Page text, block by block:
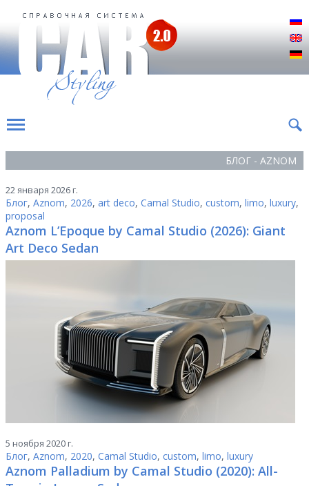
БЛОГ - AZNOM
22 января 2026 г.
Блог, Aznom, 2026, art deco, Camal Studio, custom, limo, luxury,
proposal
Aznom L’Epoque by Camal Studio (2026): Giant
Art Deco Sedan
5 ноября 2020 г.
Блог, Aznom, 2020, Camal Studio, custom, limo, luxury
Aznom Palladium by Camal Studio (2020): All-